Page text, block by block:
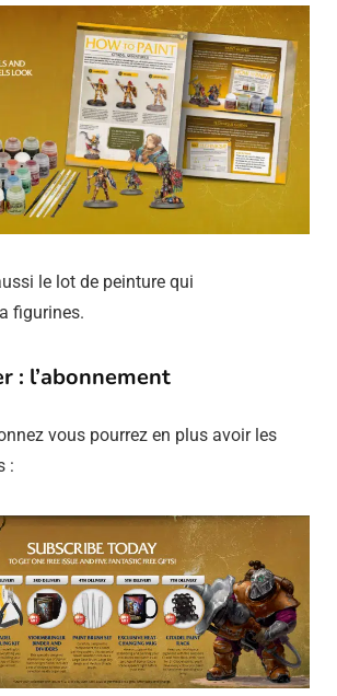
le lot de peinture qui
figurines.
: l’abonnement
vous pourrez en plus avoir les
: